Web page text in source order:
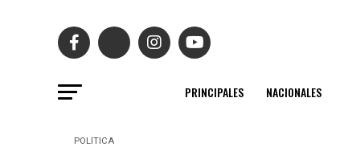
PRINCIPALES NACIONALES
POLÍTICA